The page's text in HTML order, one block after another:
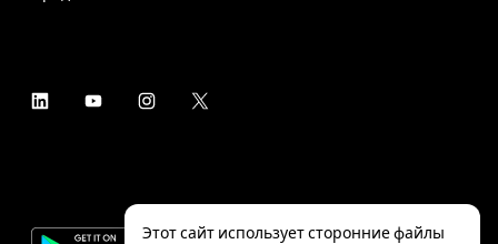
Этот сайт использует сторонние файлы